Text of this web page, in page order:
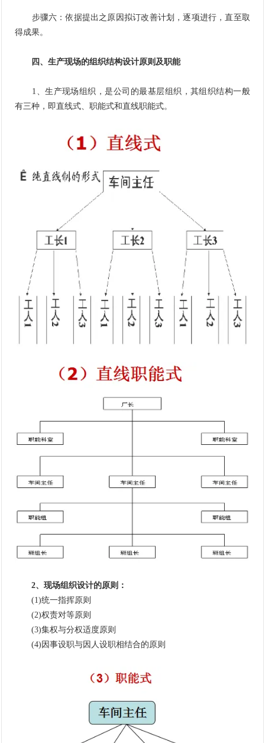
步骤六：依据提出之原因拟订改善计划，逐项进行，直至取
得成果。
四、生产现场的组织结构设计原则及职能
1、生产现场组织，是公司的最基层组织，其组织结构一般
有三种，即直线式、职能式和直线职能式。
2、现场组织设计的原则：
(1)统一指挥原则
(2)权责对等原则
(3)集权与分权适度原则
(4)因事设职与因人设职相结合的原则